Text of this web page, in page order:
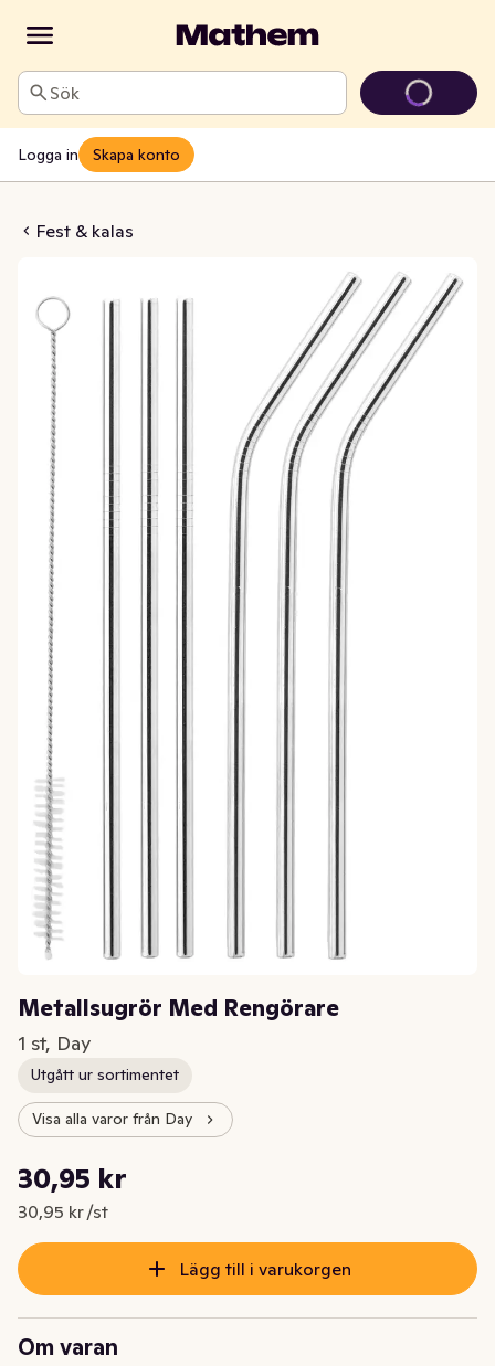
Sök
Logga in Skapa konto
Fest & kalas
Med Rengörare
Metallsugrör Med Rengörare
1 st, Day
Utgått ur sortimentet
Visa alla varor från Day
Nuvarande pris är: 30,95 kr
30,95 kr
30,95 kr /st
Styckpris: 30,95 kr /st
Lägg till i varukorgen
Om varan